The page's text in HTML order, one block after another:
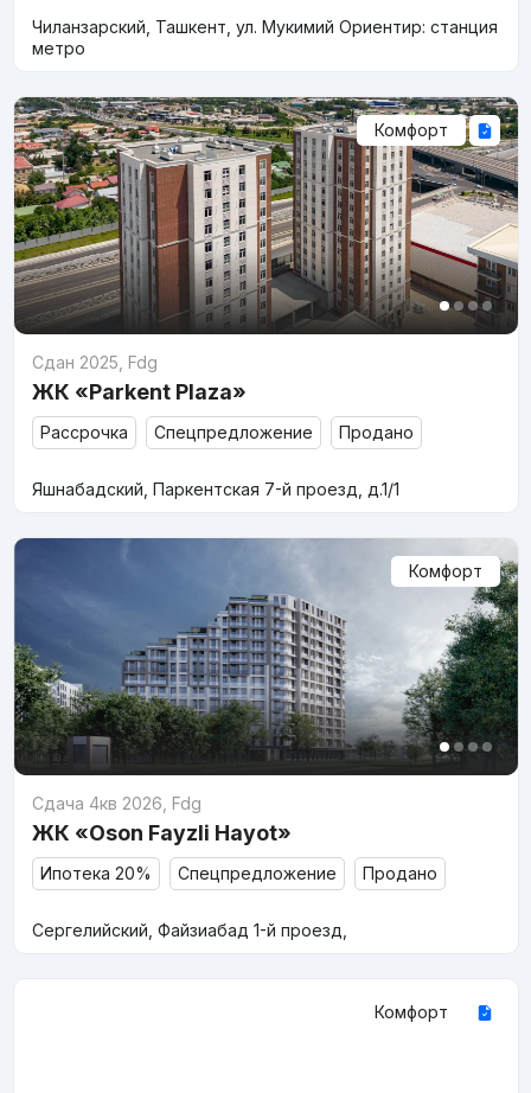
Чиланзарский, Ташкент, ул. Мукимий Ориентир: станция
метро
Комфорт
Сдан 2025 Fdg
ЖК «Parkent Plaza»
Рассрочка Спецпредложение Продано
Яшнабадский, Паркентская 7-й проезд, д.1/1
Комфорт
Сдача 4кв 2026 Fdg
ЖК «Oson Fayzli Hayot»
Ипотека 20% Спецпредложение Продано
Сергелийский, Файзиабад 1-й проезд,
Комфорт